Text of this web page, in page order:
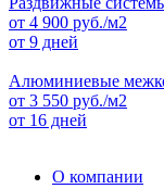
от 4 900 руб./м2
от 9 дней
Алюминиевые
от 3 550 руб./м2
от 16 дней
О компании